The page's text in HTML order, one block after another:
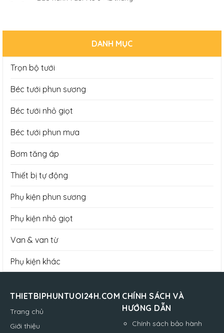
DANH MỤC
Trọn bộ tưới
Béc tưới phun sương
Béc tưới nhỏ giọt
Béc tưới phun mưa
Bơm tăng áp
Thiết bị tự động
Phụ kiện phun sương
Phụ kiện nhỏ giọt
Van & van từ
Phụ kiện khác
THIETBIPHUNTUOI24H.COM
Trang chủ
Giới thiệu
CHÍNH SÁCH VÀ
HƯỚNG DẪN
Chính sách bảo hành